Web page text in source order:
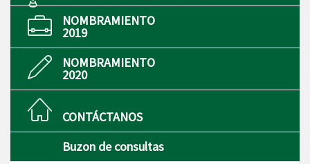
NOMBRAMIENTO
2019
NOMBRAMIENTO
2020
CONTÁCTANOS
Buzon de consultas